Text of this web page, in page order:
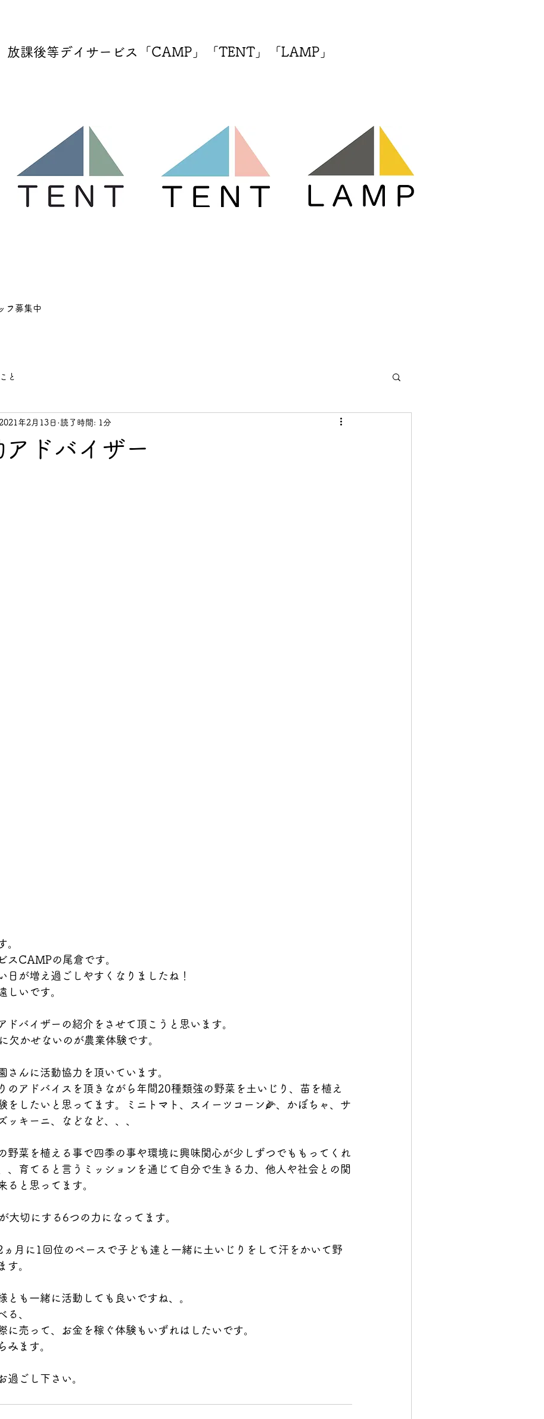
課後等デイサービス「CAMP」「TENT」「LAMP」
フ募集中
と
アドバイザー
2021年2月13日 読了時間: 1分
。
スCAMPの尾倉です。
日が増え過ごしやすくなりましたね！
しいです。
ドバイザーの紹介をさせて頂こうと思います。
欠かせないのが農業体験です。
さんに活動協力を頂いています。
のアドバイスを頂きながら年間20種類強の野菜を土いじり、苗を植え
をしたいと思ってます。ミニトマト、スイーツコーン🌽、かぼちゃ、サ
ッキーニ、などなど、、、
野菜を植える事で四季の事や環境に興味関心が少しずつでももってくれ
、育てると言うミッションを通じて自分で生きる力、他人や社会との関
ると思ってます。
大切にする6つの力になってます。
ヵ月に1回位のペースで子ども達と一緒に土いじりをして汗をかいて野
す。
とも一緒に活動しても良いですね、。
る、
に売って、お金を稼ぐ体験もいずれはしたいです。
みます。
過ごし下さい。